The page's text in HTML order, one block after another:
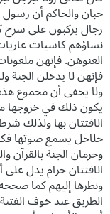
حبان والحاكم أن
رجال يركبون على سرج
نساؤهم كاسيات
العنوهن. فإنهن
فإنهن لا يدخلن الجنة
ولا يخفى أن مجموع
يكون ذلك في خروجها
الافتتان بها ولذلك
خلاخل يسمع صوتها
وحرمان الجنة
الافتتان حرام يدل على
ونظرها إليهم كما
الطريق عند خوف